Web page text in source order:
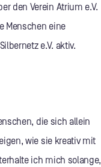
den Verein Atrium e.V.
Menschen eine
e.V. aktiv.
die sich allein
wie sie kreativ mit
ich mich solange,